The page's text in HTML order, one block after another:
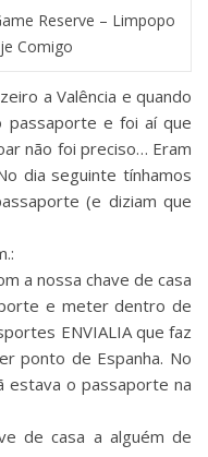
Reserve – Limpopo
Comigo
a Valência e quando
passaporte e foi aí que
não foi preciso… Eram
dia seguinte tínhamos
(e diziam que
a nossa chave de casa
e meter dentro de
ENVIALIA que faz
ponto de Espanha. ‪No
estava o passaporte na
de casa a alguém de